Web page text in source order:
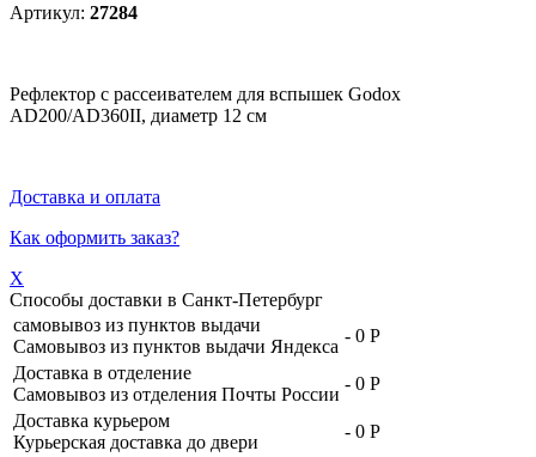
Артикул: 27284
Рефлектор с рассеивателем для вспышек Godox
AD200/AD360II, диаметр 12 см
Доставка и оплата
Как оформить заказ?
X
Способы доставки в Санкт-Петербург
самовывоз из пунктов выдачи
Самовывоз из пунктов выдачи Яндекса
- 0 Р
Доставка в отделение
Самовывоз из отделения Почты России
- 0 Р
Доставка курьером
Курьерская доставка до двери
- 0 Р